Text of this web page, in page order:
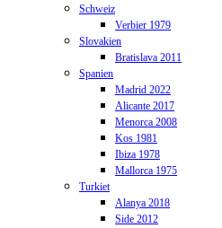
Schweiz
Verbier 1979
Slovakien
Bratislava 2011
Spanien
Madrid 2022
Alicante 2017
Menorca 2008
Kos 1981
Ibiza 1978
Mallorca 1975
Turkiet
Alanya 2018
Side 2012